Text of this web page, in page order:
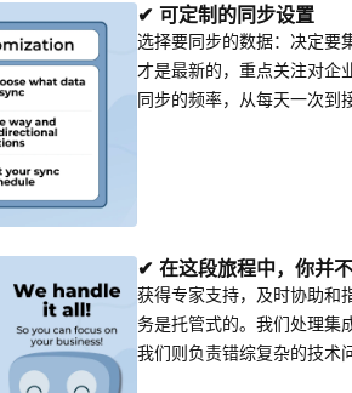
✔ 可定制的同步设置
选择要同步的数据：决定要
才是最新的，重点关注对企
同步的频率，从每天一次到
✔ 在这段旅程中，你并不
获得专家支持，及时协助和
务是托管式的。我们处理集
我们则负责错综复杂的技术